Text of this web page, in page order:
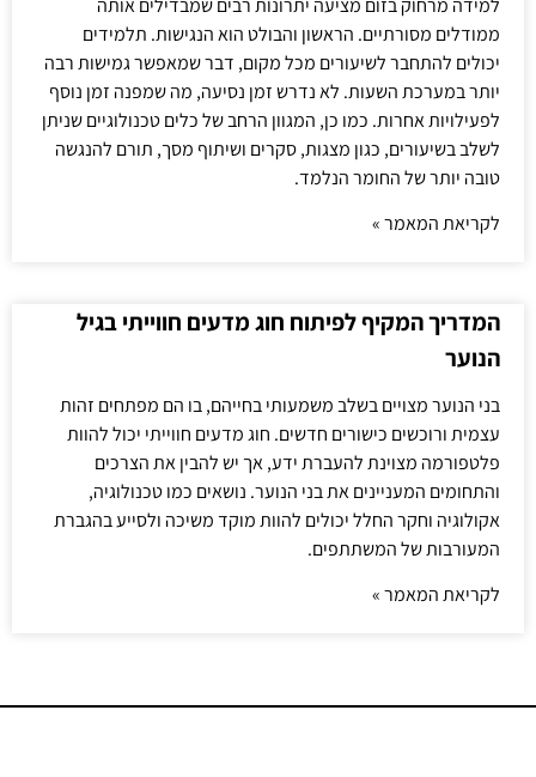
ממודלים מסורתיים. הראשון והבולט הוא הנגישות. תלמידים
יכולים להתחבר לשיעורים מכל מקום, דבר שמאפשר גמישות רבה
יותר במערכת השעות. לא נדרש זמן נסיעה, מה שמפנה זמן נוסף
לפעילויות אחרות. כמו כן, המגוון הרחב של כלים טכנולוגיים שניתן
לשלב בשיעורים, כגון מצגות, סקרים ושיתוף מסך, תורם להנגשה
טובה יותר של החומר הנלמד.
לקריאת המאמר »
המדריך המקיף לפיתוח חוג מדעים חווייתי בגיל
הנוער
בני הנוער מצויים בשלב משמעותי בחייהם, בו הם מפתחים זהות
עצמית ורוכשים כישורים חדשים. חוג מדעים חווייתי יכול להוות
פלטפורמה מצוינת להעברת ידע, אך יש להבין את הצרכים
והתחומים המעניינים את בני הנוער. נושאים כמו טכנולוגיה,
אקולוגיה וחקר החלל יכולים להוות מוקד משיכה ולסייע בהגברת
המעורבות של המשתתפים.
לקריאת המאמר »